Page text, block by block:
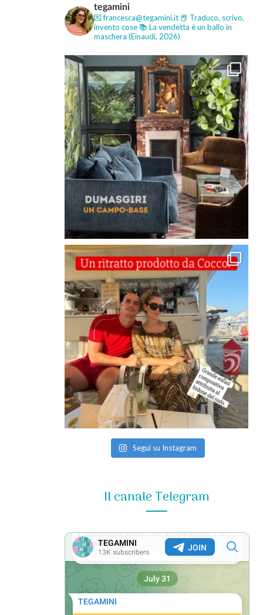
tegamini
💌 francesca@tegamini.it 📕 Traduco, scrivo,
invento cose📚 La vendetta è un ballo in
maschera (Einaudi, 2026)
Segui su Instagram
Il canale Telegram